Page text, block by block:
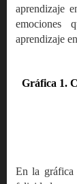
aprendizaje
emociones
aprendizaje
Gráfica 1.
En la gráfica